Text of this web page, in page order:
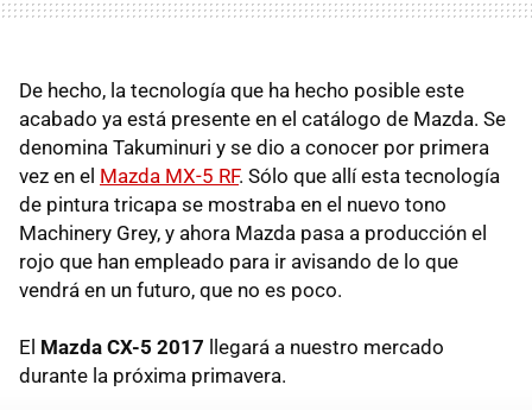
De hecho, la tecnología que ha hecho posible este
acabado ya está presente en el catálogo de Mazda. Se
denomina Takuminuri y se dio a conocer por primera
vez en el Mazda MX-5 RF. Sólo que allí esta tecnología
de pintura tricapa se mostraba en el nuevo tono
Machinery Grey, y ahora Mazda pasa a producción el
rojo que han empleado para ir avisando de lo que
vendrá en un futuro, que no es poco.
El Mazda CX-5 2017 llegará a nuestro mercado
durante la próxima primavera.